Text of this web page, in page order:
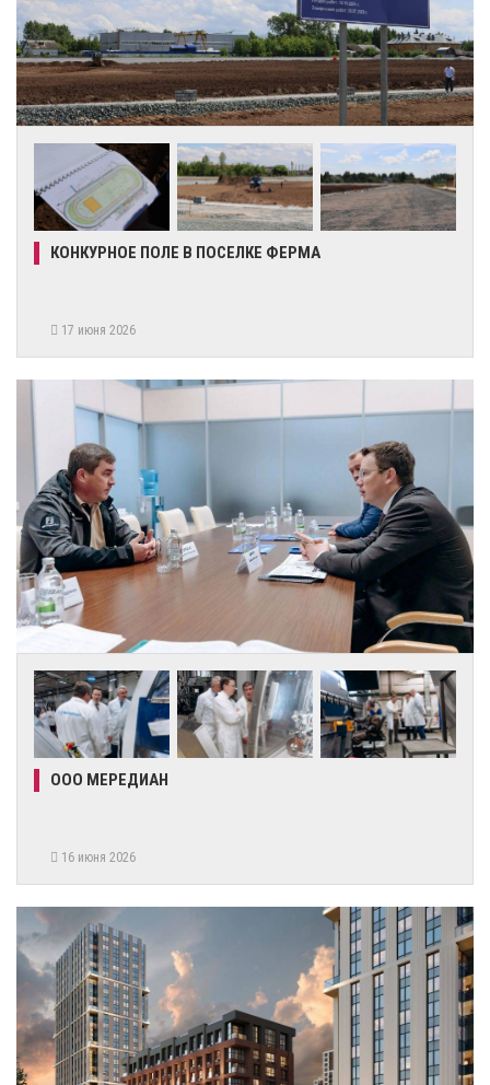
КОНКУРНОЕ ПОЛЕ В ПОСЕЛКЕ ФЕРМА
17 июня 2026
ООО МЕРЕДИАН
16 июня 2026